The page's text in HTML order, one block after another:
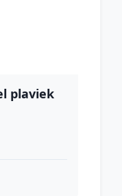
plaviek